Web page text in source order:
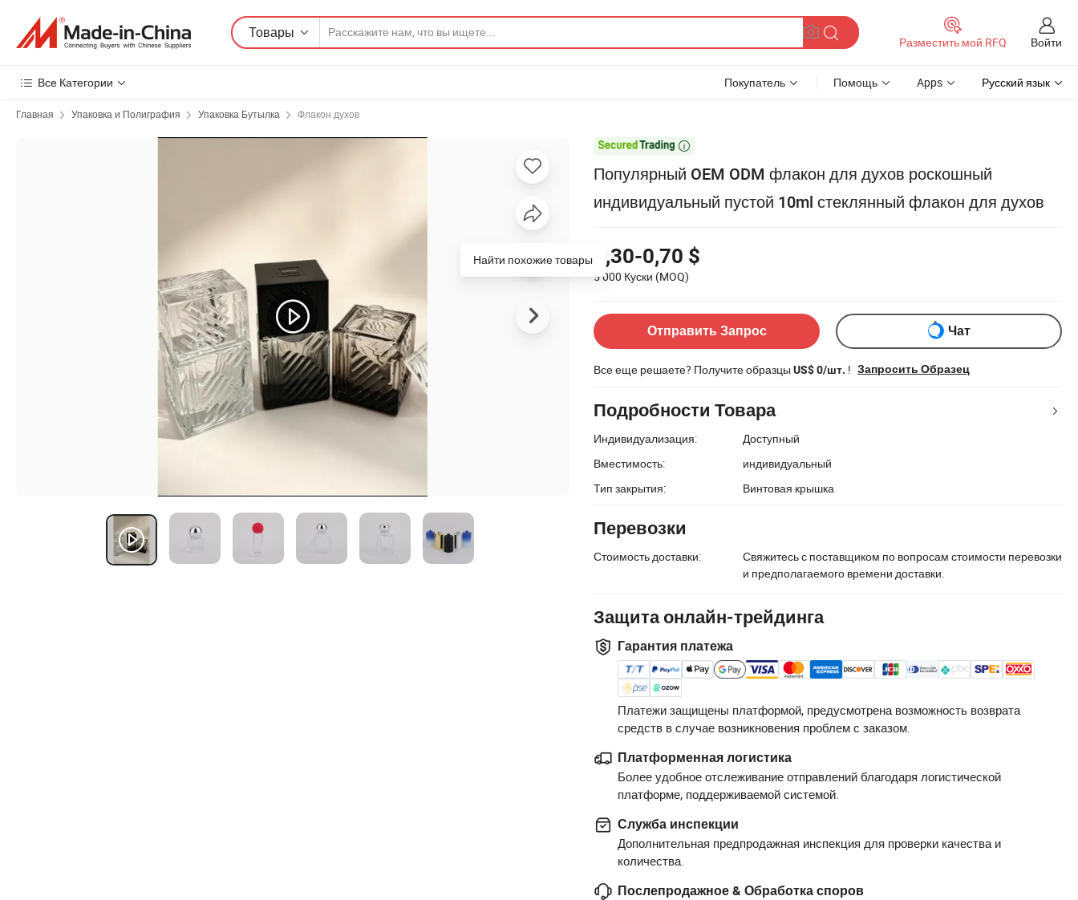
Товары
Разместить мой RFQ Войти
Все Категории Покупатель Помощь Apps Русский язык
Главная Упаковка и Полиграфия Упаковка Бутылка Флакон духов

Популярный OEM ODM флакон для духов роскошный
индивидуальный пустой 10ml стеклянный флакон для духов
0,30-0,70 $
5 000 Куски (MOQ)
Отправить Запрос Чат
Все еще решаете? Получите образцы US$ 0/шт. ! Запросить Образец
Подробности Товара
Индивидуализация:
Доступный
Вместимость:
индивидуальный
Тип закрытия:
Винтовая крышка
Перевозки
Стоимость доставки:
Свяжитесь с поставщиком по вопросам стоимости перевозки
и предполагаемого времени доставки.
Защита онлайн-трейдинга
Гарантия платежа
Платежи защищены платформой, предусмотрена возможность возврата
средств в случае возникновения проблем с заказом.
Платформенная логистика
Более удобное отслеживание отправлений благодаря логистической
платформе, поддерживаемой системой.
Служба инспекции
Дополнительная предпродажная инспекция для проверки качества и
количества.
Послепродажное & Обработка споров
Найти похожие товары